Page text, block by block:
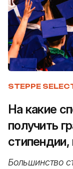
STEPPE
На какие
получить
Большинство